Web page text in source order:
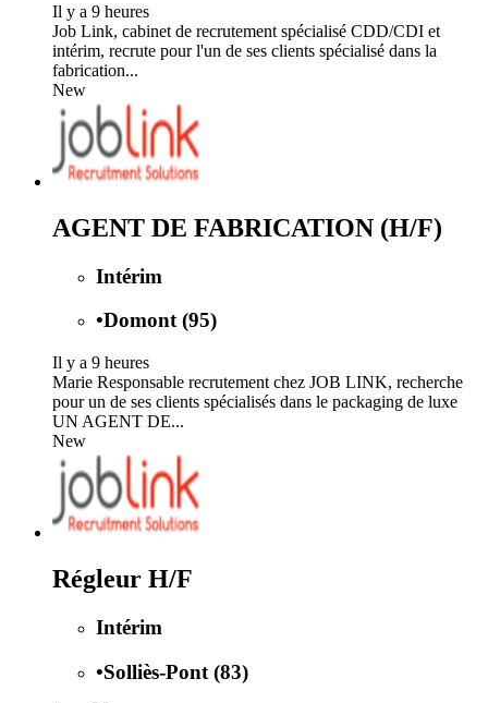
Il y a 9 heures
Job Link, cabinet de recrutement spécialisé CDD/CDI et
intérim, recrute pour l'un de ses clients spécialisé dans la
fabrication...
New
AGENT DE FABRICATION (H/F)
Intérim
•Domont (95)
Il y a 9 heures
Marie Responsable recrutement chez JOB LINK, recherche
pour un de ses clients spécialisés dans le packaging de luxe
UN AGENT DE...
New
Régleur H/F
Intérim
•Solliès-Pont (83)